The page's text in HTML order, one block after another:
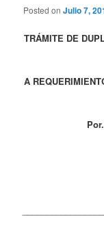
Posted onJulio 7,
TRÁMITE DE
A